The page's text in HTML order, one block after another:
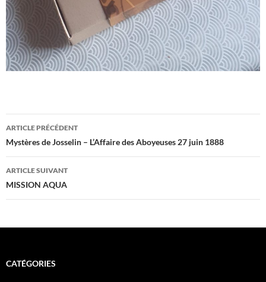
Navigation
des
articles
ARTICLE PRÉCÉDENT
Mystères de Josselin – L’Affaire des Aboyeuses 27 juin 1888
ARTICLE SUIVANT
MISSION AQUA
CATÉGORIES